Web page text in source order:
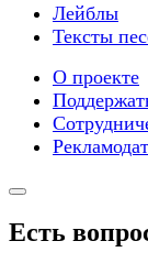
Лейблы
Тексты
О проекте
Есть